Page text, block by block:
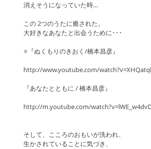
消えそうになっていた時…
この 2つのうたに癒された。
大好きなあなたと出会うために･･･
⭐『ぬくもりのきおく/橋本昌彦』
http://www.youtube.com/
『あなたとともに / 橋本昌彦』
http://m.youtube.com/
そして、こころのおもいが洗われ、
生かされていることに気づき、